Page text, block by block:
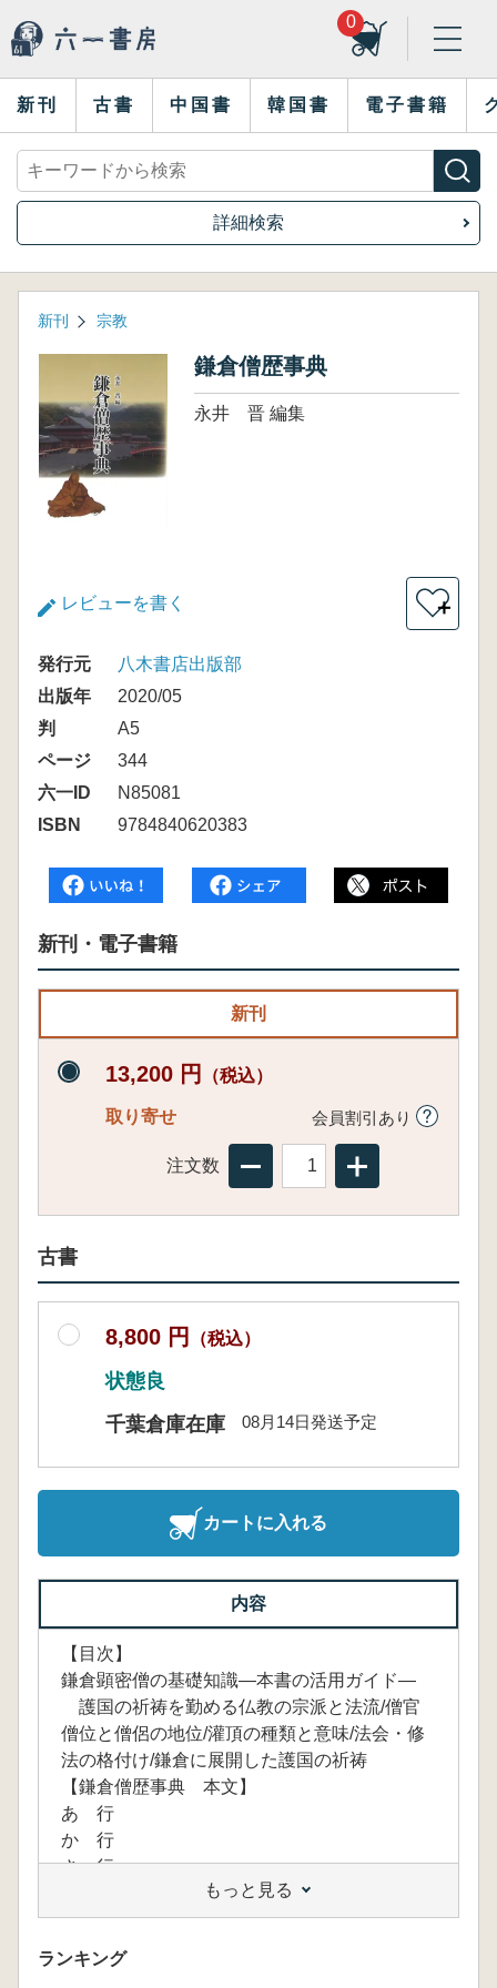
0
新刊 古書 中国書 韓国書 電子書籍
詳細検索
新刊 宗教
鎌倉僧歴事典
永井 晋 編集
レビューを書く ＋
発行元
八木書店出版部
出版年
2020/05
判
A5
ページ
344
六一ID
N85081
ISBN
9784840620383
新刊・電子書籍
新刊
13,200 円 （税込）
取り寄せ 会員割引あり
注文数
古書
8,800 円 （税込）
状態良
千葉倉庫在庫
08月14日発送予定
カートに入れる
内容
【目次】
鎌倉顕密僧の基礎知識―本書の活用ガイド―
護国の祈祷を勤める仏教の宗派と法流/僧官
僧位と僧侶の地位/灌頂の種類と意味/法会・修
法の格付け/鎌倉に展開した護国の祈祷
【鎌倉僧歴事典 本文】
あ 行
か 行
さ 行
な 行
は 行
ま 行
もっと見る
ランキング